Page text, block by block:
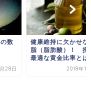
数
28日
健康維持に欠かせな
脂（脂肪酸）！ 摂
最適な黄金比率とは
2018年11